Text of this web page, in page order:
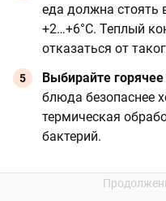
еда должна стоять
+2…+6°C. Теплый
отказаться от
Выбирайте
блюда безопаснее
термическая
бактерий.